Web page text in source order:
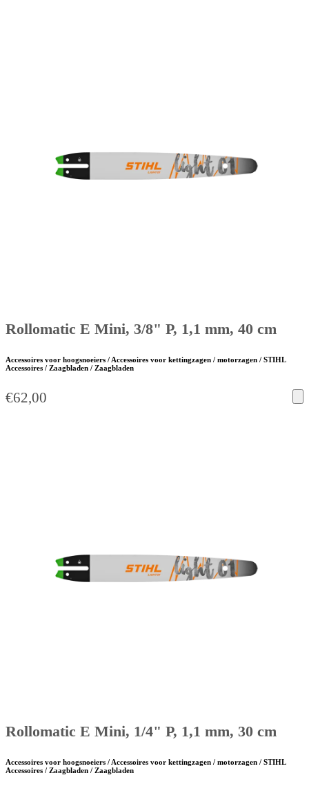
Rollomatic E Mini, 3/8" P, 1,1 mm, 40 cm
Accessoires voor hoogsnoeiers / Accessoires voor kettingzagen / motorzagen / STIHL
Accessoires / Zaagbladen / Zaagbladen
€62,00
Rollomatic E Mini, 1/4" P, 1,1 mm, 30 cm
Accessoires voor hoogsnoeiers / Accessoires voor kettingzagen / motorzagen / STIHL
Accessoires / Zaagbladen / Zaagbladen